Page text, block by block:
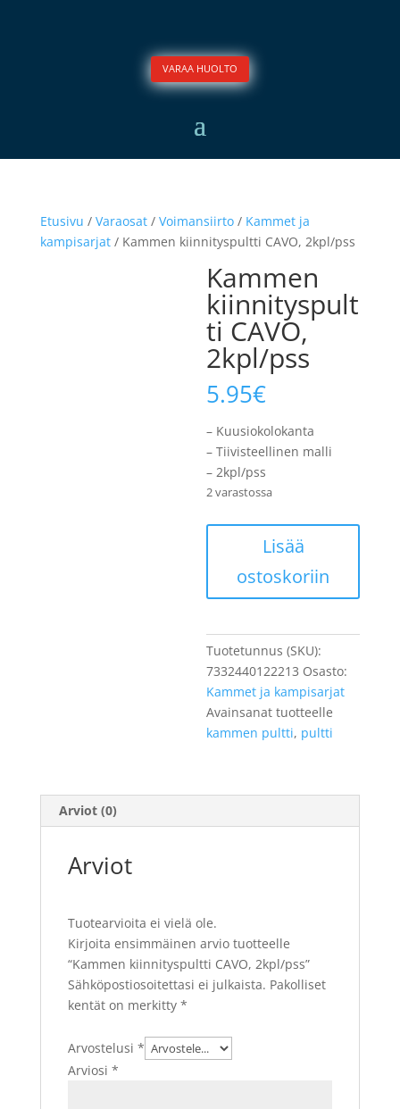
VARAA HUOLTO
Etusivu / Varaosat/ Voimansiirto/ Kammet ja
kampisarjat/ Kammen kiinnityspultti CAVO, 2kpl/pss
Kammen
kiinnityspult
ti CAVO,
2kpl/pss
5.95€
– Kuusiokolokanta
– Tiivisteellinen malli
– 2kpl/pss
2 varastossa
kiinnityspultti
CAVO,
2kpl/pss
Lisää
ostoskoriin
Tuotetunnus (SKU):
7332440122213 Osasto:
Kammet ja kampisarjat
Avainsanat tuotteelle
kammen pultti, pultti
Arviot (0)
Arviot
Tuotearvioita ei vielä ole.
Kirjoita ensimmäinen arvio tuotteelle
“Kammen kiinnityspultti CAVO, 2kpl/pss”
Sähköpostiosoitettasi ei julkaista. Pakolliset
kentät on merkitty *
Arvostelusi *
Arviosi *